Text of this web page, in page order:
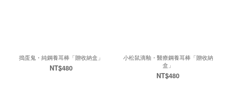
搗蛋鬼・純鋼養耳棒「贈收納盒」
NT$480
小松鼠滴釉・醫療鋼養耳棒「贈收納
盒」
NT$480